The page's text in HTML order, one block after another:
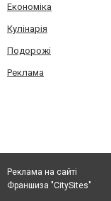
Економіка
Кулінарія
Подорожі
Реклама
Реклама на сайті
Франшиза "CitySites"